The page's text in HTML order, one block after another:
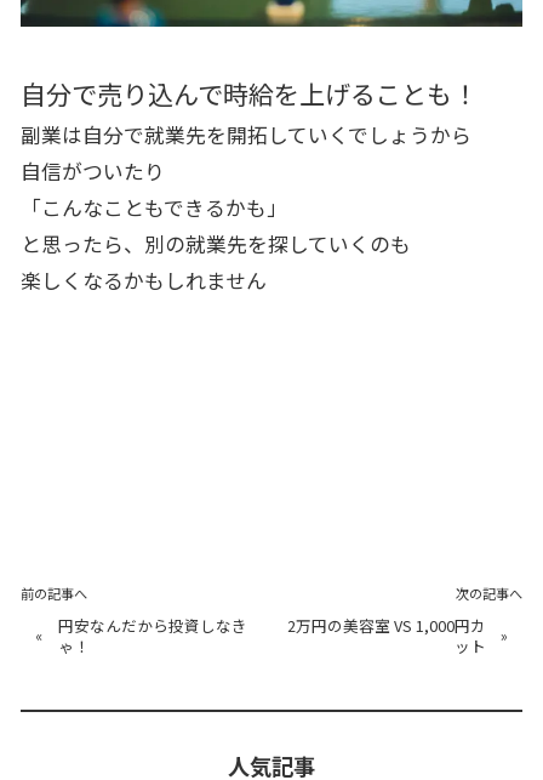
自分で売り込んで時給を上げることも！
副業は自分で就業先を開拓していくでしょうから
自信がついたり
「こんなこともできるかも」
と思ったら、別の就業先を探していくのも
楽しくなるかもしれません
前の記事へ
«
円安なんだから投資しなき
ゃ！
次の記事へ
2万円の美容室 VS 1,000円カ
ット
»
人気記事